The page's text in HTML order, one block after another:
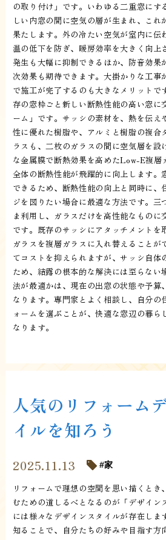
の取り付け」です。いわゆる二重窓にす
しい内窓の間に空気の層が生まれ、これ
果たします。外の冷たい空気が室内に伝
温の低下を防ぎ、暖房効率を大きく向上
発生も大幅に抑制できるほか、防音効果
次効果も期待できます。大掛かりな工事
で施工が完了するのも大きなメリットで
存の窓枠ごと新しい断熱性能の高い窓に
ーム」です。サッシの素材を、熱を伝え
性に優れた樹脂や、アルミと樹脂の複合
ラスも、二枚のガラスの間に空気層を設
な金属膜で断熱効果を高めたLow-E複層
全体の断熱性能が飛躍的に向上します。
できるため、断熱性能の向上と同時に、
ジを図りたい場合に最適な方法です。三
ま利用し、ガラスだけを高性能なものに
です。既存のサッシにアタッチメントを
ガラスを複層ガラスに入れ替えることが
てコストを抑えられますが、サッシ自体
ため、結露の根本的な解決には至らない
法が最適かは、現在の出窓の状態や予算
なります。専門家とよく相談し、自分の
ォームを選ぶことが、快適な窓辺の暮ら
なります。
人気のリフォーム
イルを知ろう
2025.11.13 家
リフォームで理想の空間を思い描くとき
むための道しるべとなるのが「デザイン
には様々なデザインスタイルが存在しま
知ることで、自分たちの好みや目指す方